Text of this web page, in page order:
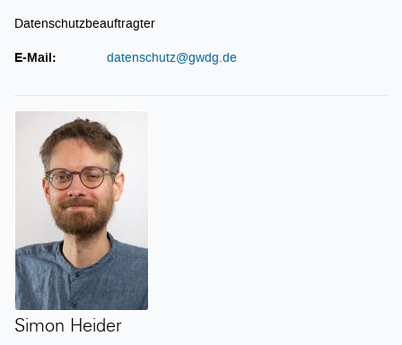
Datenschutzbeauftragter
E-Mail: datenschutz@gwdg.de
Simon Heider